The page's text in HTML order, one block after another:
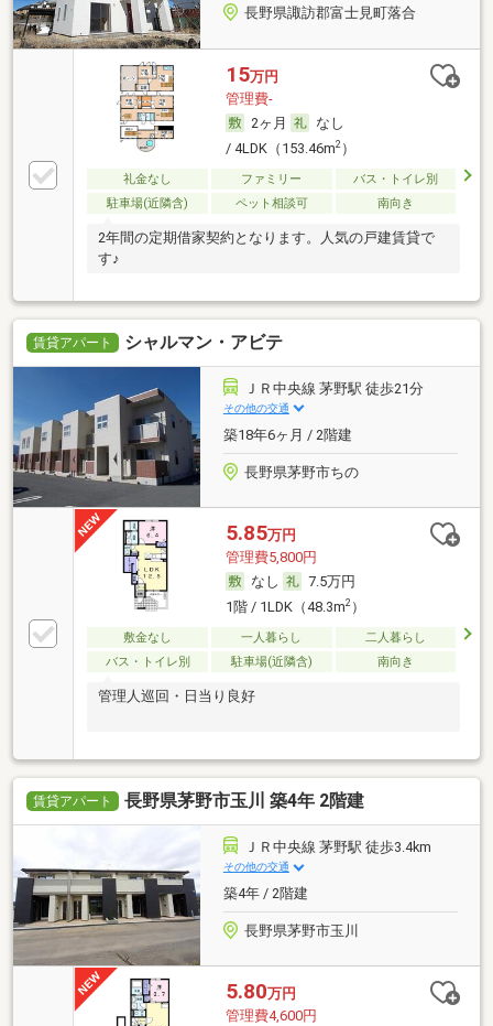
長野県諏訪郡富士見町落合
15万円
管理費-
2ヶ月
なし
/ 4LDK（153.46m2）
礼金なし ファミリー
バス・トイレ別
駐車場(近隣含)
ペット相談可 南向き
2年間の定期借家契約となります。人気の戸建賃貸で
す♪
賃貸アパート シャルマン・アビテ
ＪＲ中央線 茅野駅 徒歩21分
その他の交通
築18年6ヶ月 / 2階建
長野県茅野市ちの
5.85万円
管理費5,800円
なし
7.5万円
1階 / 1LDK（48.3m2）
敷金なし 一人暮らし
二人暮らし
バス・トイレ別
駐車場(近隣含) 南向き
管理人巡回・日当り良好
賃貸アパート 長野県茅野市玉川 築4年 2階建
ＪＲ中央線 茅野駅 徒歩3.4km
その他の交通
築4年 / 2階建
長野県茅野市玉川
5.80万円
管理費4,600円